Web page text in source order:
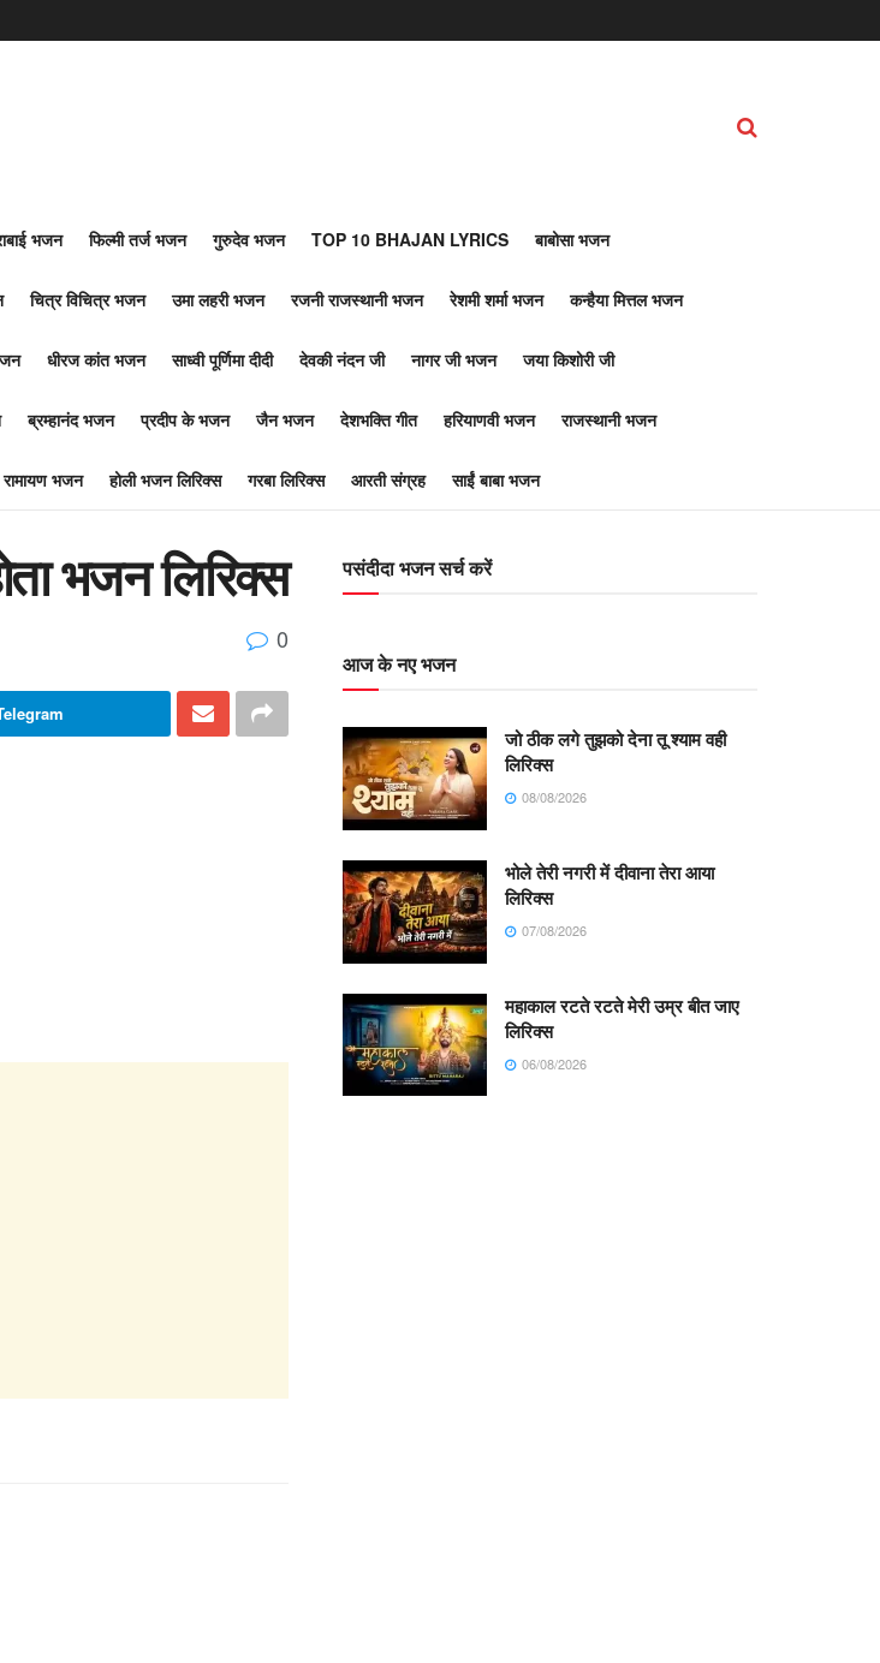
भजन फिल्मी तर्ज भजन गुरुदेव भजन TOP 10 BHAJAN LYRICS बाबोसा भजन
चित्र विचित्र भजन उमा लहरी भजन रजनी राजस्थानी भजन रेशमी शर्मा भजन कन्हैया मित्तल भजन
धीरज कांत भजन साध्वी पूर्णिमा दीदी देवकी नंदन जी नागर जी भजन जया किशोरी जी
ब्रम्हानंद भजन प्रदीप के भजन जैन भजन देशभक्ति गीत हरियाणवी भजन राजस्थानी भजन
रामायण भजन होली भजन लिरिक्स गरबा लिरिक्स आरती संग्रह साईं बाबा भजन
भजन लिरिक्स
0
पसंदीदा भजन सर्च करें
आज के नए भजन
जो ठीक लगे तुझको देना तू श्याम वही
लिरिक्स
08/08/2026
भोले तेरी नगरी में दीवाना तेरा आया
लिरिक्स
07/08/2026
महाकाल रटते रटते मेरी उम्र बीत जाए
लिरिक्स
06/08/2026